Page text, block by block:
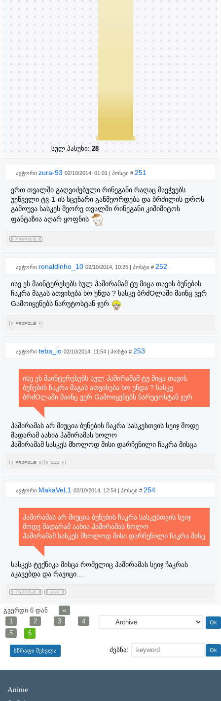
სულ პასუხი:28
ავტორი zura-93 02/10/2014, 01:01 | პოსტი # 251
ერთ თვალში გაღვიძებული რინეგანი რაღაც მაეჭვებს
უეწველი ტვ-1-ის სცენარი განმეორდება და ბრძილის დროს
გამოუვა სასკეს მეორე თვალში რინეგანი კიშიმიტოს
ფანტაზია აღარ ყოფნის
ავტორი ronaldinho_10 02/10/2014, 10:25 | პოსტი # 252
ისე ეს მაინტერესებს სულ ჰაშირამამ ტუ მიცა თავის ბუნების
ჩაკრა მაგას ათვისება ხო უნდა ? სასკე ბრძOლაში მაინც ვერ
Gამოიყენებს ნარუტოსტან ჯერ
ავტორი teba_io 02/10/2014, 11:54 | პოსტი # 253
ისე ეს მაინტერესებს სულ ჰაშირამამ ტუ მიცა თავის
ბუნების ჩაკრა მაგას ათვისება ხო უნდა ? სასკე
ბრძOლაში მაინც ვერ Gამოიყენებს ნარუტოსტან ჯერ
ჰაშირამას არ მიუცია ბუნების ჩაკრა სასკესთვის სეიჯ მოდე
მადარამ აახია ჰაშირამას ხოლო
ჰაშირამამ სასკეს მხოლოდ მისი დარჩენილი ჩაკრა მისცა
ავტორი MakaVeL1 02/10/2014, 12:54 | პოსტი # 254
ჰაშირამას არ მიუცია ბუნების ჩაკრა სასკესთვის სეიჯ
მოდე მადარამ აახია ჰაშირამას ხოლო
ჰაშირამამ სასკეს მხოლოდ მისი დარჩენილი ჩაკრა მისც
სასკეს ტექნიკა მისცა რომელიც ჰაშირამას სეიჯ ჩაკრას
აკავებდა და რავიცი....
გვერდი 6 დან
«
1
2 3
4
5
6
ძებნა:
Anime